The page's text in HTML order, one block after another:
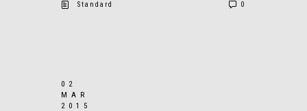
Standard 0
02
MAR
2015